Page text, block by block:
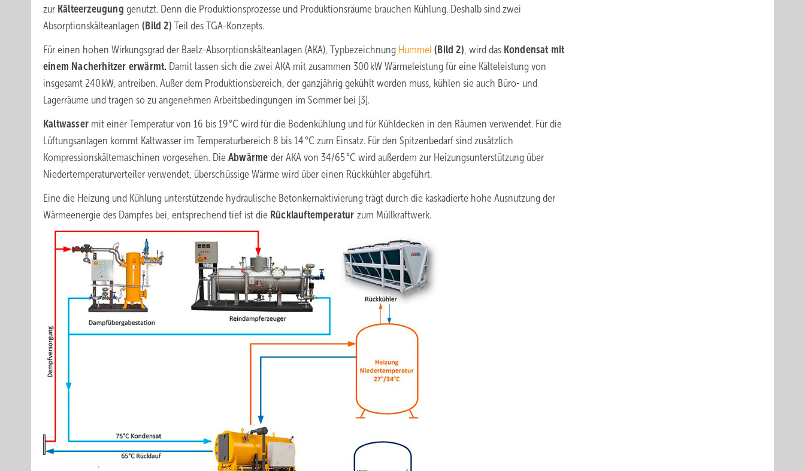
zur Kälteerzeugung genutzt. Denn die Produktionsprozesse und Produktionsräume brauchen Kühlung. Deshalb sind zwei
Absorptionskälteanlagen (Bild 2) Teil des TGA-Konzepts.
Für einen hohen Wirkungsgrad der Baelz-Absorptionskälteanlagen (AKA), Typbezeichnung Hummel (Bild 2), wird das Kondensat mit
einem Nacherhitzer erwärmt. Damit lassen sich die zwei AKA mit zusammen 300 kW Wärmeleistung für eine Kälteleistung von
insgesamt 240 kW, antreiben. Außer dem Produktionsbereich, der ganzjährig gekühlt werden muss, kühlen sie auch Büro- und
Lagerräume und tragen so zu angenehmen Arbeitsbedingungen im Sommer bei [3].
Kaltwasser mit einer Temperatur von 16 bis 19 °C wird für die Bodenkühlung und für Kühldecken in den Räumen verwendet. Für die
Lüftungsanlagen kommt Kaltwasser im Temperaturbereich 8 bis 14 °C zum Einsatz. Für den Spitzenbedarf sind zusätzlich
Kompressionskältemaschinen vorgesehen. Die Abwärme der AKA von 34/65 °C wird außerdem zur Heizungsunterstützung über
Niedertemperaturverteiler verwendet, überschüssige Wärme wird über ­einen Rückkühler abgeführt.
Eine die Heizung und Kühlung unter­stützende hydraulische Betonkernaktivierung trägt durch die kaskadierte hohe Ausnutzung der
Wärmeenergie des Dampfes bei, entsprechend tief ist die Rücklauftemperatur zum Müllkraftwerk.